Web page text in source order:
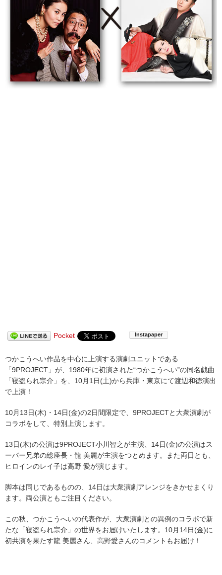
Pocket
つかこうへい作品を中心に上演する演劇ユニットである
「9PROJECT」が、1980年に初演された“つかこうへい”の同名戯曲
「寝盗られ宗介」を、10月1日(土)から兵庫・東京にて渡辺和徳演出
で上演！
10月13日(木)・14日(金)の2日間限定で、9PROJECTと大衆演劇が
コラボをして、特別上演します。
13日(木)の公演は9PROJECT小川智之が主演、14日(金)の公演はス
ーパー兄弟の総座長・龍 美麗が主演をつとめます。また両日とも、
ヒロインのレイ子は高野 愛が演じます。
脚本は同じであるものの、14日は大衆演劇アレンジをきかせまくり
ます。両公演ともご注目ください。
この秋、つかこうへいの代表作が、大衆演劇との異例のコラボで新
たな「寝盗られ宗介」の世界をお届けいたします。10月14日(金)に
初共演を果たす龍 美麗さん、高野愛さんのコメントもお届け！